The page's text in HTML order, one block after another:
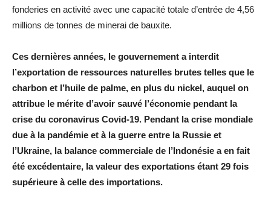
fonderies en activité avec une capacité totale d’entrée de 4,56
millions de tonnes de minerai de bauxite.
Ces dernières années, le gouvernement a interdit
l’exportation de ressources naturelles brutes telles que le
charbon et l’huile de palme, en plus du nickel, auquel on
attribue le mérite d’avoir sauvé l’économie pendant la
crise du coronavirus Covid-19. Pendant la crise mondiale
due à la pandémie et à la guerre entre la Russie et
l’Ukraine, la balance commerciale de l’Indonésie a en fait
été excédentaire, la valeur des exportations étant 29 fois
supérieure à celle des importations.